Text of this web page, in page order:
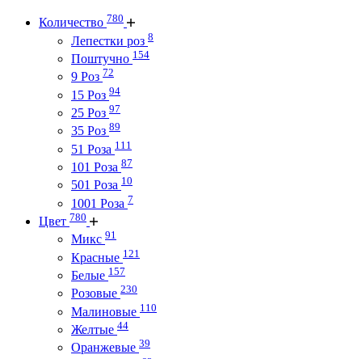
Количество 780
Лепестки роз 8
Поштучно 154
9 Роз 72
15 Роз 94
25 Роз 97
35 Роз 89
51 Роза 111
101 Роза 87
501 Роза 10
1001 Роза 7
Цвет 780
Микс 91
Красные 121
Белые 157
Розовые 230
Малиновые 110
Желтые 44
Оранжевые 39